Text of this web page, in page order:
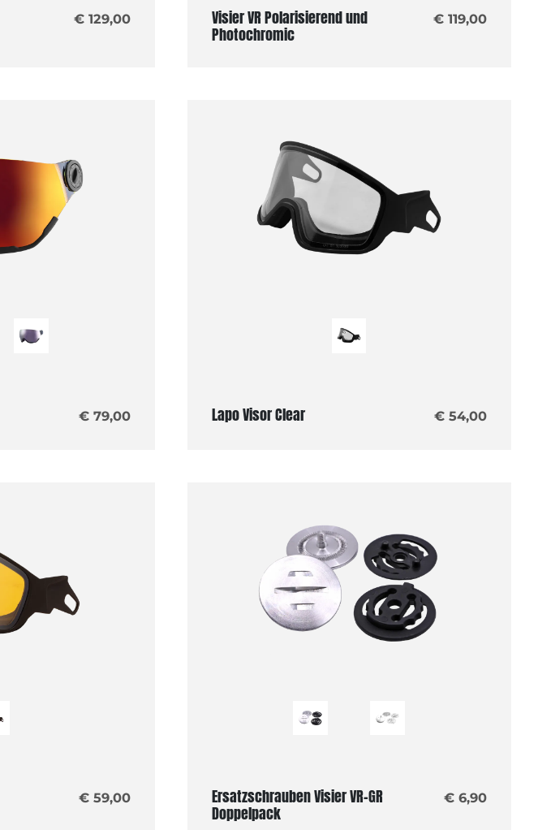
€ 129,00 Visier VR Polarisierend und
Photochromic
€ 119,00
€ 79,00 Lapo Visor Clear € 54,00
€ 59,00 Ersatzschrauben Visier VR-GR
Doppelpack
€ 6,90